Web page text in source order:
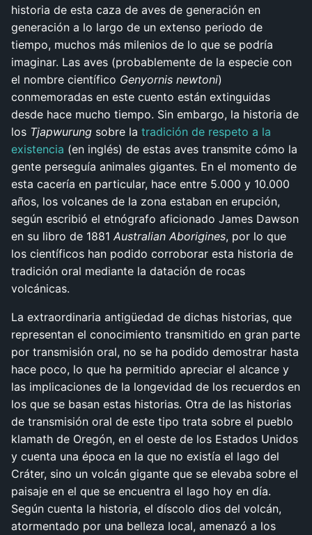
historia de esta caza de aves de generación en
generación a lo largo de un extenso periodo de
tiempo, muchos más milenios de lo que se podría
imaginar. Las aves (probablemente de la especie con
el nombre científico Genyornis newtoni)
conmemoradas en este cuento están extinguidas
desde hace mucho tiempo. Sin embargo, la historia de
los Tjapwurung sobre la tradición de respeto a la
existencia (en inglés) de estas aves transmite cómo la
gente perseguía animales gigantes. En el momento de
esta cacería en particular, hace entre 5.000 y 10.000
años, los volcanes de la zona estaban en erupción,
según escribió el etnógrafo aficionado James Dawson
en su libro de 1881 Australian Aborigines, por lo que
los científicos han podido corroborar esta historia de
tradición oral mediante la datación de rocas
volcánicas.
La extraordinaria antigüedad de dichas historias, que
representan el conocimiento transmitido en gran parte
por transmisión oral, no se ha podido demostrar hasta
hace poco, lo que ha permitido apreciar el alcance y
las implicaciones de la longevidad de los recuerdos en
los que se basan estas historias. Otra de las historias
de transmisión oral de este tipo trata sobre el pueblo
klamath de Oregón, en el oeste de los Estados Unidos
y cuenta una época en la que no existía el lago del
Cráter, sino un volcán gigante que se elevaba sobre el
paisaje en el que se encuentra el lago hoy en día.
Según cuenta la historia, el díscolo dios del volcán,
atormentado por una belleza local, amenazó a los